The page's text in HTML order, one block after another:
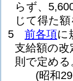
らず、
じて得た
5
前各項に
支給額の
則で定める
(昭和